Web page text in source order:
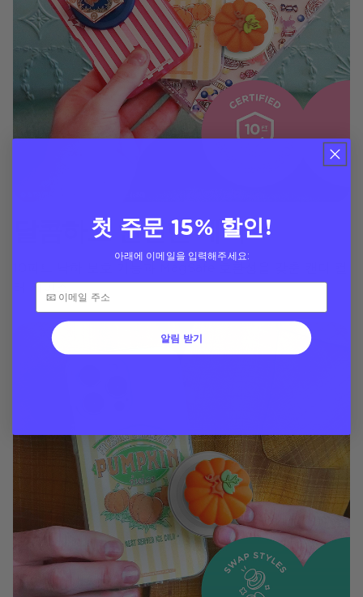
달콤하고 안전한 케이스
러 케이스
첫 주문 15% 할인!
아래에 이메일을 입력해주세요:
알림 받기